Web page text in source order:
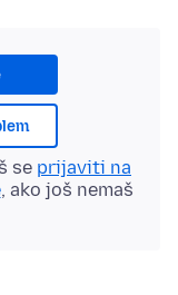
se prijaviti na
, ako još nemaš